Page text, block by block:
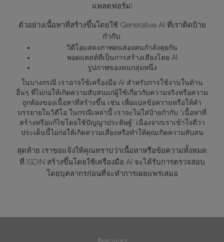
แพลตฟอร์ม)
ตัวอย่างเนื้อหาที่สร้างขึ้นโดยใช้ Generative AI ที่เราติดป้าย
กำกับ:
วิดีโอแสดงภาพคนสองคนกำลังคุยกัน
พอดแคสต์ที่เป็นการสร้างเสียงโดย AI
รูปภาพของคนกลุ่มหนึ่ง
ในบางกรณี เราอาจใช้เครื่องมือ AI สำหรับการใช้งานในด้าน
อื่นๆ ที่ไม่ก่อให้เกิดความสับสนแก่ผู้ใช้เกี่ยวกับความจริงหรือความ
ถูกต้องของเนื้อหาที่สร้างขึ้น เช่น เพื่อแปลข้อความหรือให้คำ
บรรยายในวิดีโอ ในกรณีเหล่านี้ เราจะไม่ใส่ป้ายกำกับ “เนื้อหาที่
สร้างหรือแก้ไขโดยใช้ปัญญาประดิษฐ์” เนื่องจากเราเข้าใจดีว่า
ประเด็นนี้ไม่ก่อให้เกิดความเสี่ยงหรือทำให้คุณเกิดความสับสน
สุดท้าย เราขอแจ้งให้คุณทราบว่าเนื้อหาหรือข้อความทั้งหมด
ที่ ISDIN สร้างขึ้นโดยใช้เครื่องมือ AI จะได้รับการตรวจสอบ
โดยบุคลากรก่อนที่จะทำการเผยแพร่เสมอ